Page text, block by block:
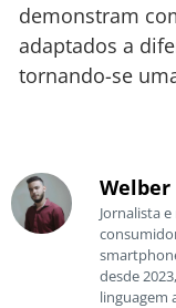
demonstram
adaptados a
tornando-se
Jornalista
desde
linguagem